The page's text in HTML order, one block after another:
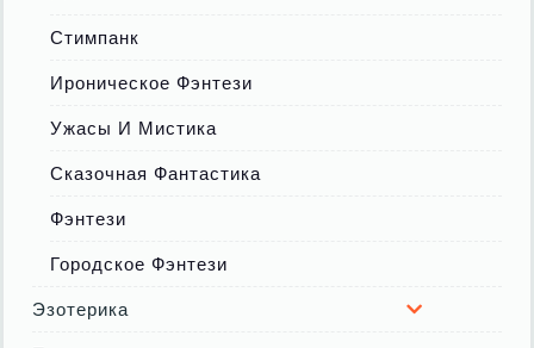
Стимпанк
Ироническое Фэнтези
Ужасы И Мистика
Сказочная Фантастика
Фэнтези
Городское Фэнтези
Эзотерика